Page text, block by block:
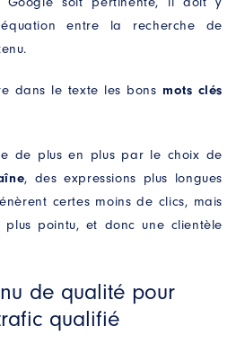
entre la recherche de
dans le texte les bons mots clés
de plus en plus par le choix de
, des expressions plus longues
certes moins de clics, mais
pointu, et donc une clientèle
de qualité pour
qualifié
demande